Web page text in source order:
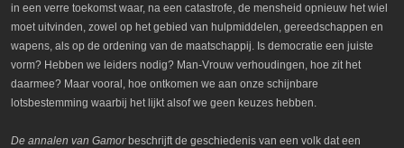
in een verre toekomst waar, na een catastrofe, de mensheid opnieuw het wiel
moet uitvinden, zowel op het gebied van hulpmiddelen, gereedschappen en
wapens, als op de ordening van de maatschappij. Is democratie een juiste
vorm? Hebben we leiders nodig? Man-Vrouw verhoudingen, hoe zit het
daarmee? Maar vooral, hoe ontkomen we aan onze schijnbare
lotsbestemming waarbij het lijkt alsof we geen keuzes hebben.
De annalen van Gamorbeschrijft de geschiedenis van een volk dat een